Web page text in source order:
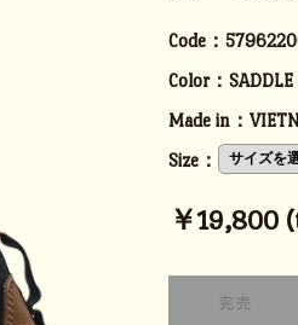
Code：
Color：
Made in：
Size：
￥19,800